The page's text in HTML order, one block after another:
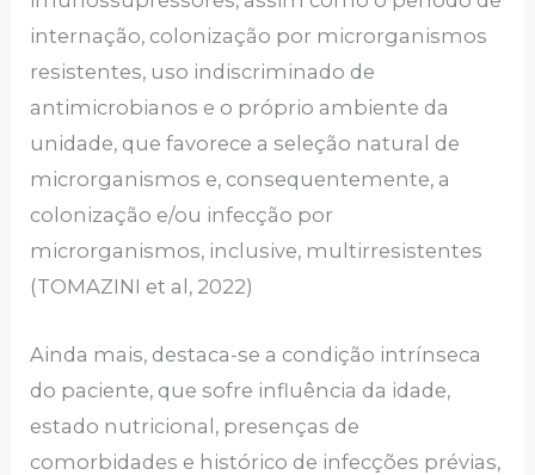
internação, colonização por microrganismos
resistentes, uso indiscriminado de
antimicrobianos e o próprio ambiente da
unidade, que favorece a seleção natural de
microrganismos e, consequentemente, a
colonização e/ou infecção por
microrganismos, inclusive, multirresistentes
(TOMAZINI et al, 2022)
Ainda mais, destaca-se a condição intrínseca
do paciente, que sofre influência da idade,
estado nutricional, presenças de
comorbidades e histórico de infecções prévias,